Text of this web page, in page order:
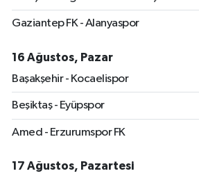
Gaziantep FK - Alanyaspor
16 Ağustos, Pazar
Başakşehir - Kocaelispor
Beşiktaş - Eyüpspor
Amed - Erzurumspor FK
17 Ağustos, Pazartesi